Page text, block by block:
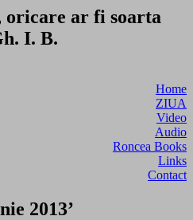
oricare ar fi soarta
I. B.
Home
ZIUA
Video
Audio
Roncea Books
Links
Contact
2013’